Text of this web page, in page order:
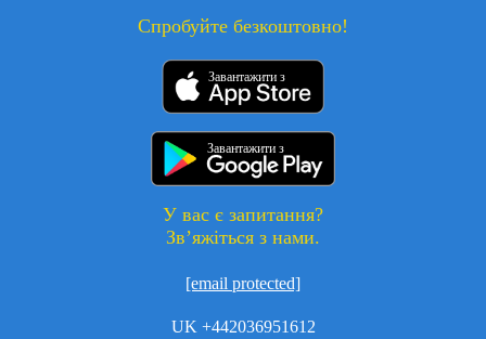
Спробуйте безкоштовно!
Завантажити з
Завантажити з
У вас є запитання?
Зв’яжіться з нами.
[email protected]
UK +442036951612